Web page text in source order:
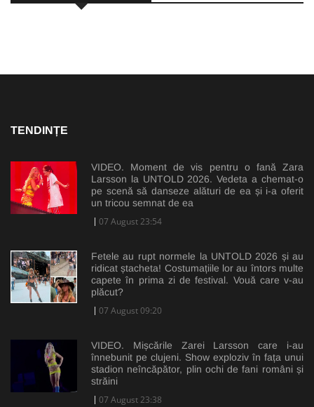
TENDINȚE
VIDEO. Moment de vis pentru o fană Zara
Larsson la UNTOLD 2026. Vedeta a chemat-o
pe scenă să danseze alături de ea și i-a oferit
un tricou semnat de ea
07 August 23:54
Fetele au rupt normele la UNTOLD 2026 și au
ridicat ștacheta! Costumațiile lor au întors multe
capete în prima zi de festival. Vouă care v-au
plăcut?
07 August 09:20
VIDEO. Mișcările Zarei Larsson care i-au
înnebunit pe clujeni. Show exploziv în fața unui
stadion neîncăpător, plin ochi de fani români și
străini
07 August 23:38